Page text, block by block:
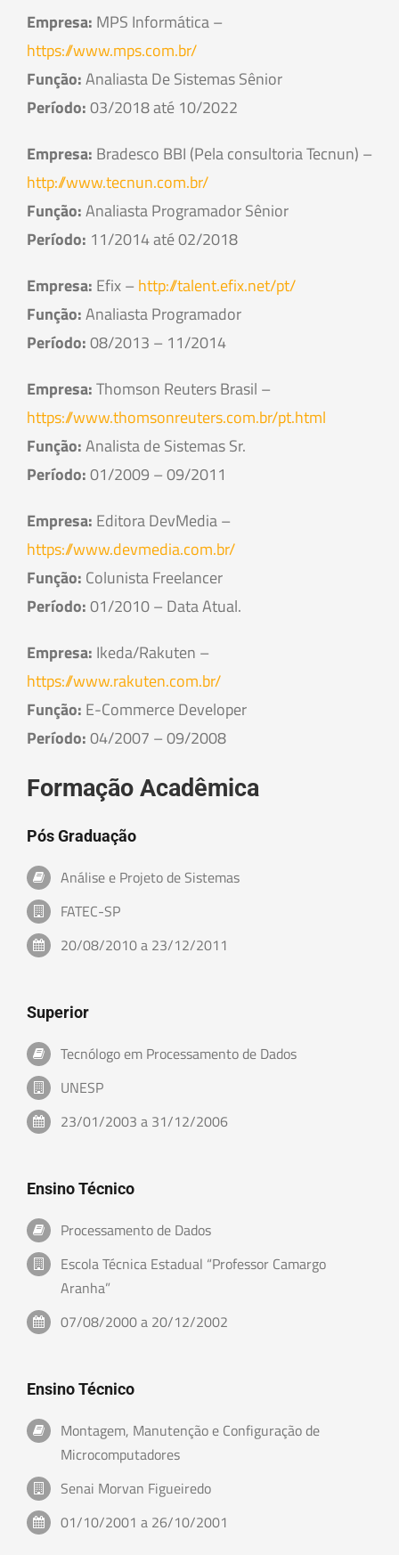
Empresa: MPS Informática –
https://www.mps.com.br/
Função:Analiasta De Sistemas Sênior
Período:03/2018 até 10/2022
Empresa: Bradesco BBI (Pela consultoria Tecnun) –
http://www.tecnun.com.br/
Função:Analiasta Programador Sênior
Período: 11/2014 até 02/2018
Empresa: Efix – http://talent.efix.net/pt/
Função:Analiasta Programador
Período:08/2013 – 11/2014
Empresa:Thomson Reuters Brasil –
https://www.thomsonreuters.com.br/pt.html
Função:Analista de Sistemas Sr.
Período:01/2009 – 09/2011
Empresa: Editora DevMedia –
https://www.devmedia.com.br/
Função: Colunista Freelancer
Período:01/2010 – Data Atual.
Empresa: Ikeda/Rakuten –
https://www.rakuten.com.br/
Função: E-Commerce Developer
Período:04/2007 – 09/2008
Formação Acadêmica
Pós Graduação
Análise e Projeto de Sistemas
FATEC-SP
20/08/2010 a 23/12/2011
Superior
Tecnólogo em Processamento de Dados
UNESP
23/01/2003 a 31/12/2006
Ensino Técnico
Processamento de Dados
Escola Técnica Estadual “Professor Camargo
Aranha”
07/08/2000 a 20/12/2002
Ensino Técnico
Montagem, Manutenção e Configuração de
Microcomputadores
Senai Morvan Figueiredo
01/10/2001 a 26/10/2001